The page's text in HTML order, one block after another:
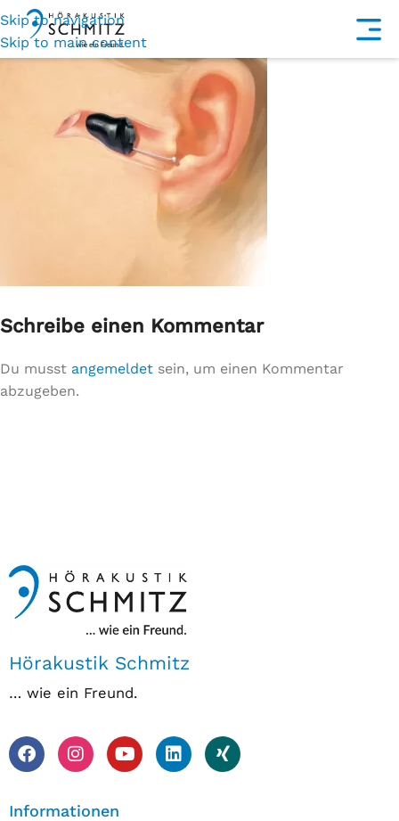
Skip to navigation
Skip to main content
Schreibe einen Kommentar
Du musst angemeldet sein, um einen Kommentar
abzugeben.
Hörakustik Schmitz
… wie ein Freund.
Informationen